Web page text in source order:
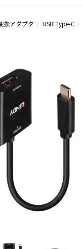
換アダプタ USB Type-C